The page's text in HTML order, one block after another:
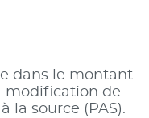
dans le montant
modification de
la source (PAS).